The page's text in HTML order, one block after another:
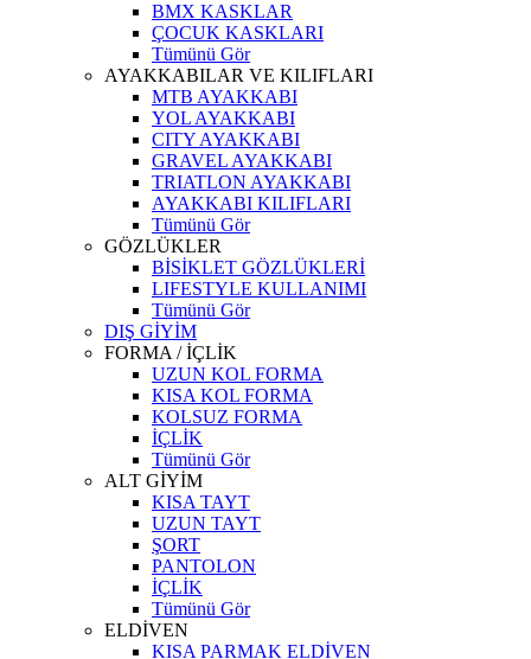
BMX KASKLAR
ÇOCUK KASKLARI
Tümünü Gör
AYAKKABILAR VE KILIFLARI
MTB AYAKKABI
YOL AYAKKABI
CITY AYAKKABI
GRAVEL AYAKKABI
TRIATLON AYAKKABI
AYAKKABI KILIFLARI
Tümünü Gör
GÖZLÜKLER
BİSİKLET GÖZLÜKLERİ
LIFESTYLE KULLANIMI
Tümünü Gör
DIŞ GİYİM
FORMA / İÇLİK
UZUN KOL FORMA
KISA KOL FORMA
KOLSUZ FORMA
İÇLİK
Tümünü Gör
ALT GİYİM
KISA TAYT
UZUN TAYT
ŞORT
PANTOLON
İÇLİK
Tümünü Gör
ELDİVEN
KISA PARMAK ELDİVEN